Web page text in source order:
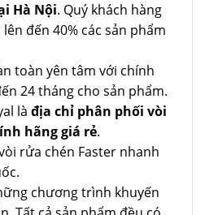
Hà Nội. Quý khách hàng
đến 40% các sản phẩm
toàn yên tâm với chính
24 tháng cho sản phẩm.
là địa chỉ phân phối vòi
hãng giá rẻ.
rửa chén Faster nhanh
chương trình khuyến